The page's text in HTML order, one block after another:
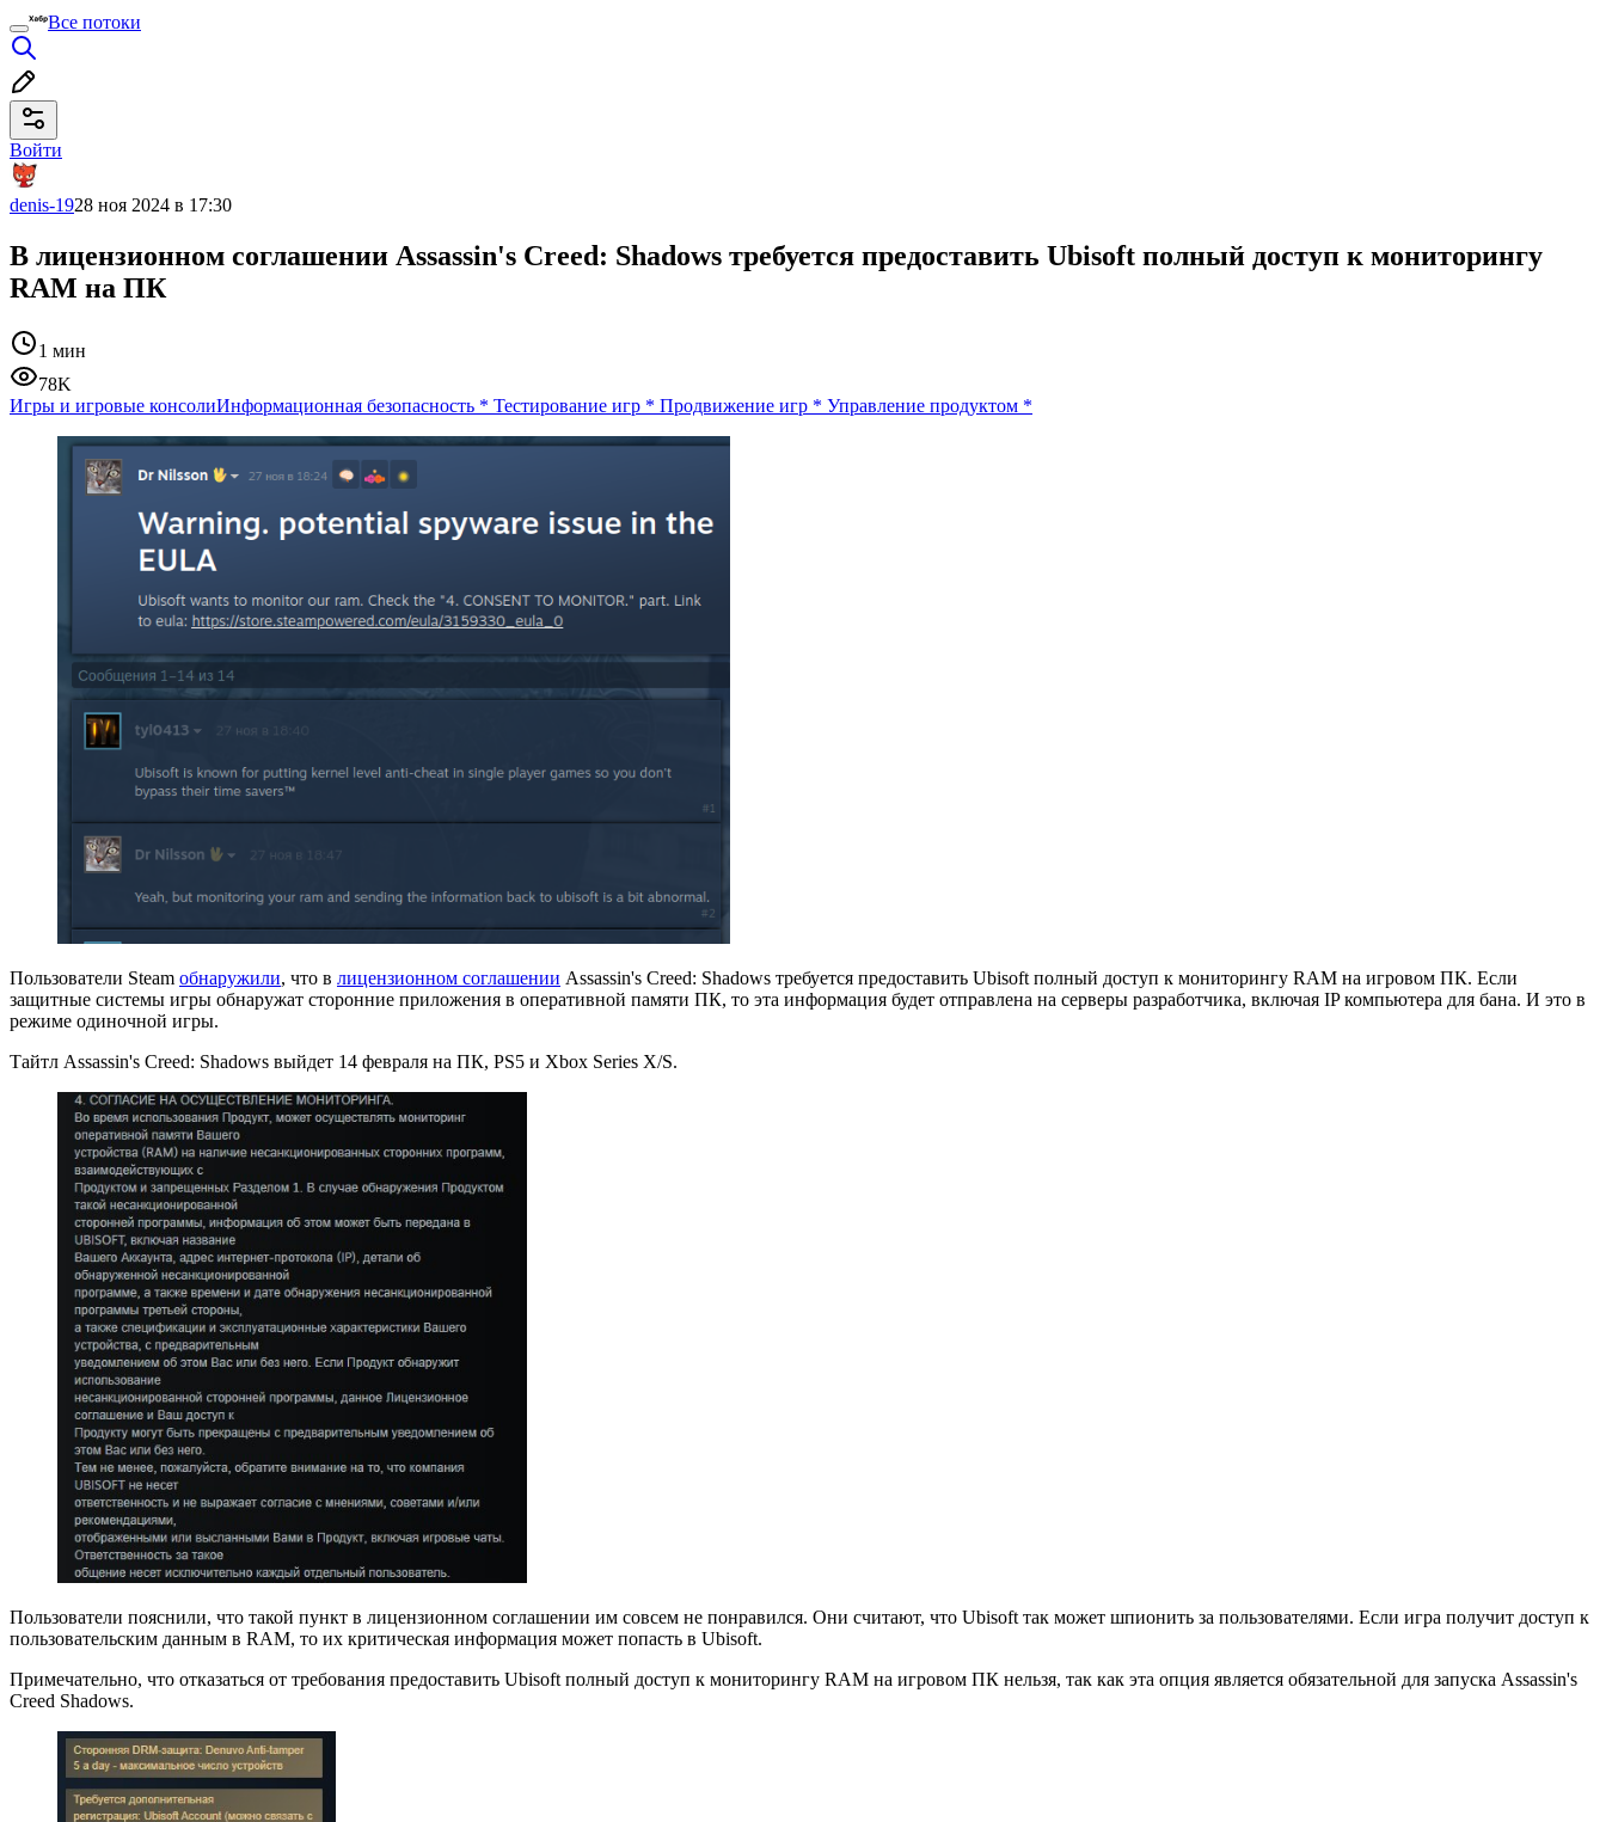
Все потоки
Войти
denis-1928 ноя 2024 в 17:30
В лицензионном соглашении Assassin's Creed: Shadows требуется предоставить Ubisoft полный доступ к мониторингу
RAM на ПК
1 мин
78K
Игры и игровые консолиИнформационная безопасность * Тестирование игр * Продвижение игр * Управление продуктом *
Пользователи Steam обнаружили, что в лицензионном соглашении Assassin's Creed: Shadows требуется предоставить Ubisoft полный доступ к мониторингу RAM на игровом ПК. Если
защитные системы игры обнаружат сторонние приложения в оперативной памяти ПК, то эта информация будет отправлена на серверы разработчика, включая IP компьютера для бана. И это в
режиме одиночной игры.
Тайтл Assassin's Creed: Shadows выйдет 14 февраля на ПК, PS5 и Xbox Series X/S.
Пользователи пояснили, что такой пункт в лицензионном соглашении им совсем не понравился. Они считают, что Ubisoft так может шпионить за пользователями. Если игра получит доступ к
пользовательским данным в RAM, то их критическая информация может попасть в Ubisoft.
Примечательно, что отказаться от требования предоставить Ubisoft полный доступ к мониторингу RAM на игровом ПК нельзя, так как эта опция является обязательной для запуска Assassin's
Creed Shadows.